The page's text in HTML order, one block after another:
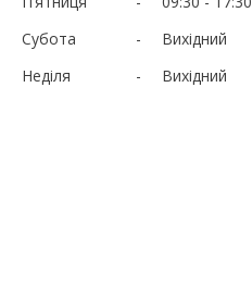
Субота
Вихідний
Неділя
Вихідний